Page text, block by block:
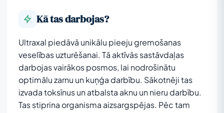
Kā tas darbojas?
Ultraxal piedāvā unikālu pieeju gremošanas
veselības uzturēšanai. Tā aktīvās sastāvdaļas
darbojas vairākos posmos, lai nodrošinātu
optimālu zarnu un kuņģa darbību. Sākotnēji tas
izvada toksīnus un atbalsta aknu un nieru darbību.
Tas stiprina organisma aizsargspējas. Pēc tam